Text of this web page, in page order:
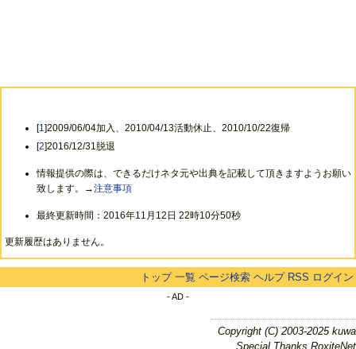
[1 ]2009/06/04加入、2010/04/13活動休止、2010/10/22復帰
[2]2016/12/31脱退
情報提供の際は、できるだけネタ元や出典を記載して頂きますようお願い
致します。→注意事項
最終更新時間：2016年11月12日 22時10分50秒
更新履歴はありません。
トップ 一覧 ページ検索 ヘルプ RSS ログイン
- AD -
Copyright (C) 2003-2025 kuwa
Special Thanks RoxiteNet